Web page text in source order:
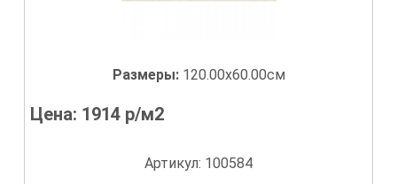
Размеры: 120.00x60.00см
Цена: 1914 р/м2
Артикул: 100584